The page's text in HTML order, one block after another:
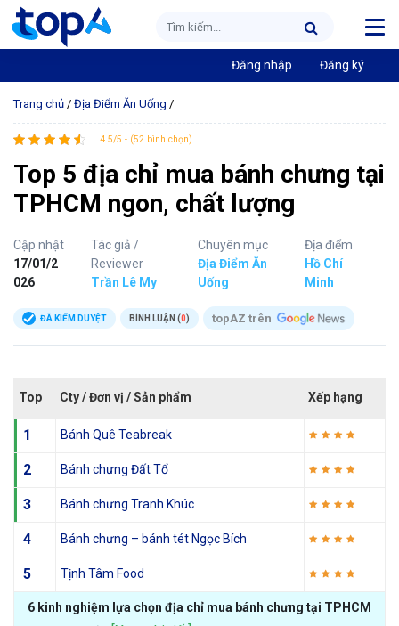
Đăng nhập Đăng ký
Trang chủ / Địa Điểm Ăn Uống /
4.5/5 - (52 bình chọn)
Top 5 địa chỉ mua bánh chưng tại
TPHCM ngon, chất lượng
Cập nhật
17/01/2
026
Tác giả /
Reviewer
Trần Lê My
Chuyên mục
Địa Điểm Ăn
Uống
Địa điểm
Hồ Chí
Minh
ĐÃ KIỂM DUYỆT BÌNH LUẬN (0) topAZ trên
Top Cty / Đơn vị / Sản phẩm Xếp hạng
1 Bánh Quê Teabreak
2 Bánh chưng Đất Tổ
3 Bánh chưng Tranh Khúc
4 Bánh chưng – bánh tét Ngọc Bích
5 Tịnh Tâm Food
6 kinh nghiệm lựa chọn địa chỉ mua bánh chưng tại TPHCM